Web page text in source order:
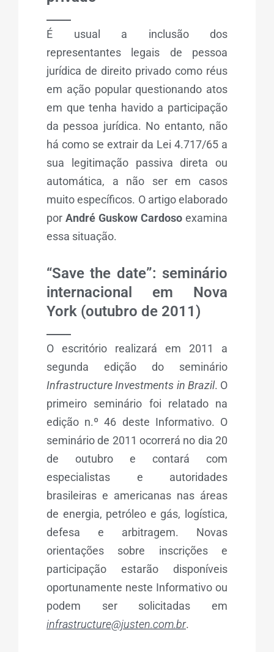
É usual a inclusão dos
representantes legais de pessoa
jurídica de direito privado como réus
em ação popular questionando atos
em que tenha havido a participação
da pessoa jurídica. No entanto, não
há como se extrair da Lei 4.717/65 a
sua legitimação passiva direta ou
automática, a não ser em casos
muito específicos. O artigo elaborado
por André Guskow Cardoso examina
essa situação.
“Save the date”: seminário
internacional em Nova
York (outubro de 2011)
O escritório realizará em 2011 a
segunda edição do seminário
Infrastructure Investments in Brazil. O
primeiro seminário foi relatado na
edição n.º 46 deste Informativo. O
seminário de 2011 ocorrerá no dia 20
de outubro e contará com
especialistas e autoridades
brasileiras e americanas nas áreas
de energia, petróleo e gás, logística,
defesa e arbitragem. Novas
orientações sobre inscrições e
participação estarão disponíveis
oportunamente neste Informativo ou
podem ser solicitadas em
infrastructure@justen.com.br.